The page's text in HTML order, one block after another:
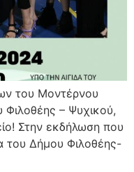
του Μοντέρνου
– Ψυχικού,
Στην εκδήλωση που
του Δήμου Φιλοθέης-